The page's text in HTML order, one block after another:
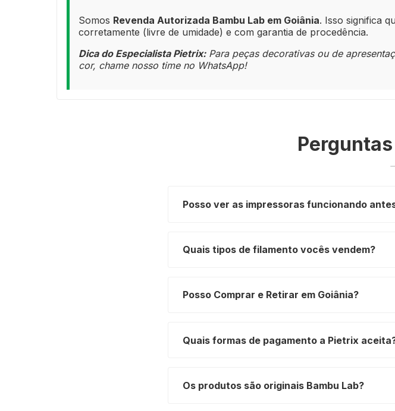
Somos Revenda Autorizada Bambu Lab em Goiânia. Isso significa
corretamente (livre de umidade) e com garantia de procedência.
Dica do Especialista Pietrix:Para peças decorativas ou de
cor, chame nosso time no WhatsApp!
Posso ver as impressoras funcionando
Quais tipos de filamento vocês vendem?
Posso Comprar e Retirar em Goiânia?
Quais formas de pagamento a Pietrix
Os produtos são originais Bambu Lab?